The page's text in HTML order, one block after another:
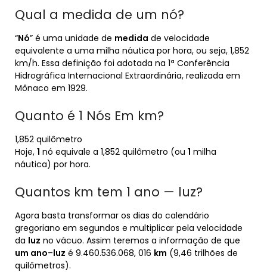
Qual a medida de um nó?
“Nó” é uma unidade de medida de velocidade
equivalente a uma milha náutica por hora, ou seja, 1,852
km/h. Essa definição foi adotada na 1ª Conferência
Hidrográfica Internacional Extraordinária, realizada em
Mônaco em 1929.
Quanto é 1 Nós Em km?
1,852 quilômetro
Hoje, 1 nó equivale a 1,852 quilômetro (ou 1 milha
náutica) por hora.
Quantos km tem 1 ano — luz?
Agora basta transformar os dias do calendário
gregoriano em segundos e multiplicar pela velocidade
da luz no vácuo. Assim teremos a informação de que
um ano–luz é 9.460.536.068, 016 km (9,46 trilhões de
quilômetros).